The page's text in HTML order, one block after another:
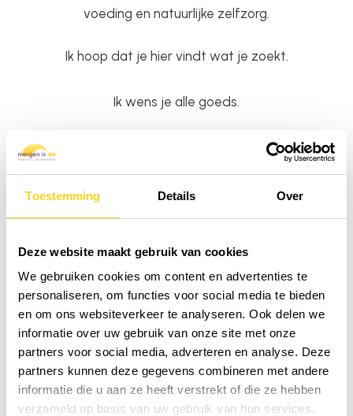
Toestemming Details Over
Deze website maakt gebruik van cookies
We gebruiken cookies om content en advertenties te
personaliseren, om functies voor social media te bieden
en om ons websiteverkeer te analyseren. Ook delen we
informatie over uw gebruik van onze site met onze
partners voor social media, adverteren en analyse. Deze
partners kunnen deze gegevens combineren met andere
informatie die u aan ze heeft verstrekt of die ze hebben
verzameld op basis van uw gebruik van hun services.
voeding en natuurlijke zelfzorg.
Ik hoop dat je hier vindt wat je zoekt.
Ik wens je alle goeds.
Waar kunnen we je mee
helpen?
Bekijk ons assortiment of lees verder in onze
kennisbank.